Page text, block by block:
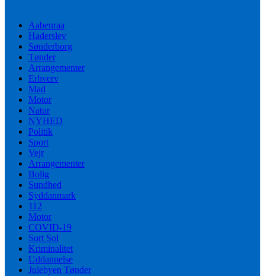
Aabenraa
Haderslev
Sønderborg
Tønder
Arrangementer
Erhverv
Mad
Motor
Natur
NYHED
Politik
Sport
Vejr
Arrangementer
Bolig
Sundhed
Syddanmark
112
Motor
COVID-19
Sort Sol
Kriminalitet
Uddannelse
Julebyen Tønder